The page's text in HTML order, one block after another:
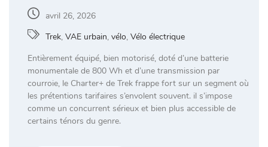
avril 26, 2026
Trek, VAE urbain, vélo, Vélo électrique
Entièrement équipé, bien motorisé, doté d’une batterie
monumentale de 800 Wh et d’une transmission par
courroie, le Charter+ de Trek frappe fort sur un segment où
les prétentions tarifaires s’envolent souvent. il s’impose
comme un concurrent sérieux et bien plus accessible de
certains ténors du genre.